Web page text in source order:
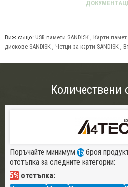
Виж също: USB памети SANDISK , Карти памет
дискове SANDISK , Четци за карти SANDISK ,
Количествени
Поръчайте минимум 15 броя
отстъпка за следните категории:
5% отстъпка: